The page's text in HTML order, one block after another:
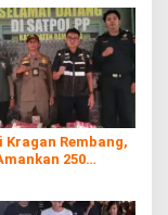
Kragan Rembang,
250